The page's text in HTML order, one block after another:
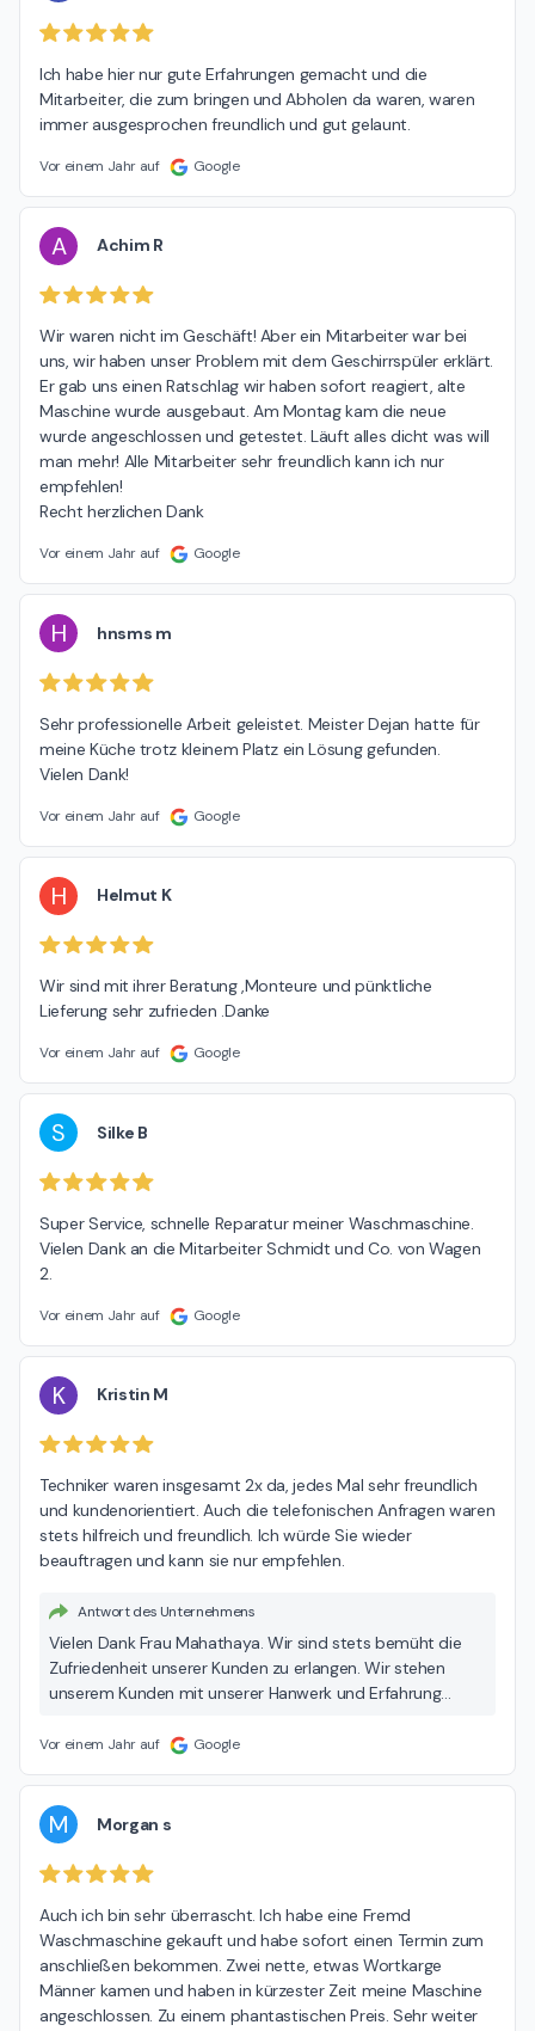
Ich habe hier nur gute Erfahrungen gemacht und die
Mitarbeiter, die zum bringen und Abholen da waren, waren
immer ausgesprochen freundlich und gut gelaunt.
Vor einem Jahr auf Google
A Achim R
Wir waren nicht im Geschäft! Aber ein Mitarbeiter war bei
uns, wir haben unser Problem mit dem Geschirrspüler erklärt.
Er gab uns einen Ratschlag wir haben sofort reagiert, alte
Maschine wurde ausgebaut. Am Montag kam die neue
wurde angeschlossen und getestet. Läuft alles dicht was will
man mehr! Alle Mitarbeiter sehr freundlich kann ich nur
empfehlen!
Recht herzlichen Dank
Vor einem Jahr auf Google
H hnsms m
Sehr professionelle Arbeit geleistet. Meister Dejan hatte für
meine Küche trotz kleinem Platz ein Lösung gefunden.
Vielen Dank!
Vor einem Jahr auf Google
H Helmut K
Wir sind mit ihrer Beratung ,Monteure und pünktliche
Lieferung sehr zufrieden .Danke
Vor einem Jahr auf Google
S Silke B
Super Service, schnelle Reparatur meiner Waschmaschine.
Vielen Dank an die Mitarbeiter Schmidt und Co. von Wagen
2.
Vor einem Jahr auf Google
K Kristin M
Techniker waren insgesamt 2x da, jedes Mal sehr freundlich
und kundenorientiert. Auch die telefonischen Anfragen waren
stets hilfreich und freundlich. Ich würde Sie wieder
beauftragen und kann sie nur empfehlen.
Antwort des Unternehmens
Vielen Dank Frau Mahathaya. Wir sind stets bemüht die
Zufriedenheit unserer Kunden zu erlangen. Wir stehen
unserem Kunden mit unserer Hanwerk und Erfahrung
Vor einem Jahr auf Google
M Morgan s
Auch ich bin sehr überrascht. Ich habe eine Fremd
Waschmaschine gekauft und habe sofort einen Termin zum
anschließen bekommen. Zwei nette, etwas Wortkarge
Männer kamen und haben in kürzester Zeit meine Maschine
angeschlossen. Zu einem phantastischen Preis. Sehr weiter